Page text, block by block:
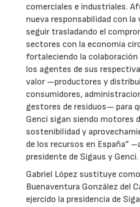
comerciales e industriales.
nueva responsabilidad con la
seguir trasladando el
sectores con la economía
fortaleciendo la
los agentes de sus
valor —productores y
consumidores,
gestores de residuos— para
Genci sigan siendo motores
sostenibilidad y
de los recursos en España”
presidente de Sigaus y Genci.
Gabriel López sustituye
Buenaventura González del
ejercido la presidencia de